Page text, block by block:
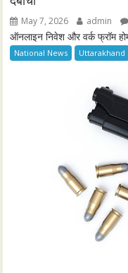
May 7, 2026 admin
ऑनलाइन निवेश और वर्क फ्रॉम
National News Uttarakhand